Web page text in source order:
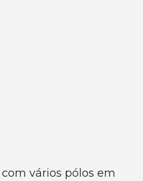
vários pólos em